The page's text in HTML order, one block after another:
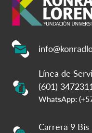
Línea de
(601)
WhatsApp:
Carrera 9 Bis